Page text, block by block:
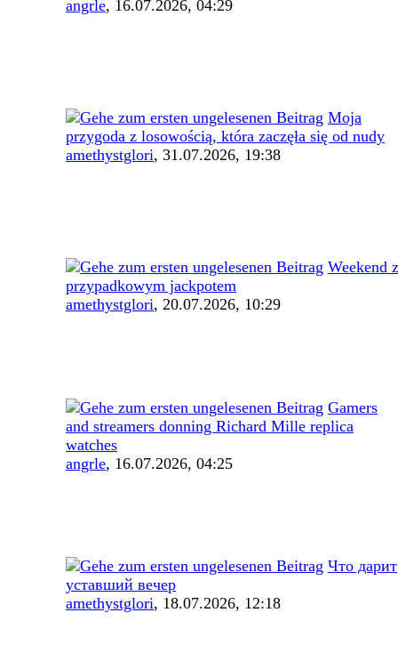
angrle, 16.07.2026, 04:29
Moja
przygoda z losowością, która zaczęła się od nudy
amethystglori, 31.07.2026, 19:38
Weekend z
przypadkowym jackpotem
amethystglori, 20.07.2026, 10:29
Gamers
and streamers donning Richard Mille replica
watches
angrle, 16.07.2026, 04:25
Что дарит
уставший вечер
amethystglori, 18.07.2026, 12:18